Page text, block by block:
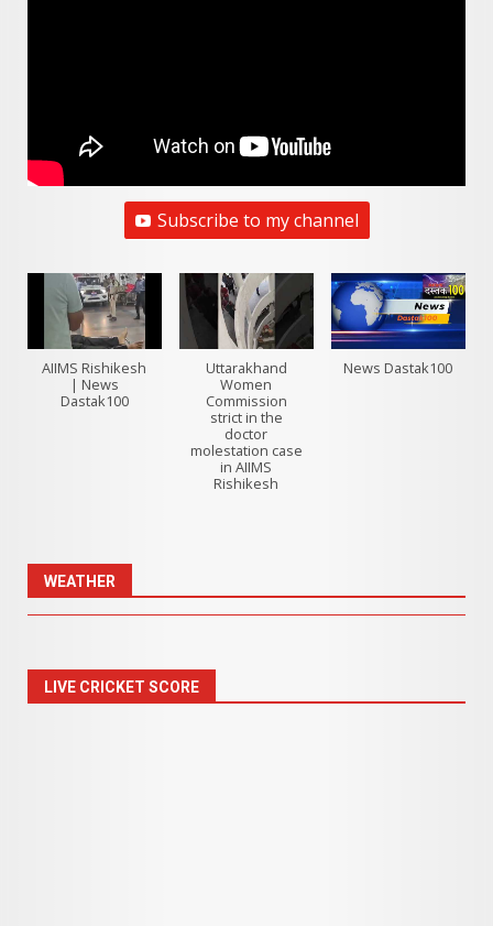
Subscribe to my channel
AIIMS Rishikesh
| News
Dastak100
Uttarakhand
Women
Commission
strict in the
doctor
molestation case
in AIIMS
Rishikesh
News Dastak100
WEATHER
LIVE CRICKET SCORE